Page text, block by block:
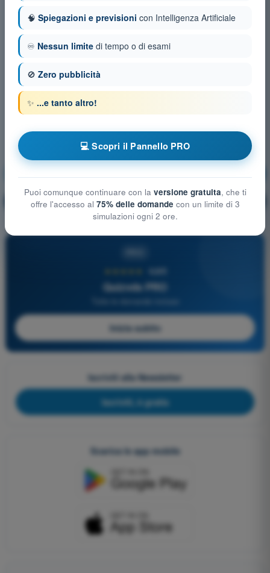
🔒 PRO Spiegazione domanda
4,6/5
Quizvds PRO
Inizia subito
Iscriviti alla Newsletter
Iscriviti, è gratis
Scarica le app mobile
🧠 Spiegazioni e previsioni con Intelligenza Artificiale
♾️ Nessun limite di tempo o di esami
🚫 Zero pubblicità
✨ ...e tanto altro!
💻 Scopri il Pannello PRO
Puoi comunque continuare con la versione gratuita, che ti
offre l'accesso al 75% delle domande con un limite di 3
simulazioni ogni 2 ore.